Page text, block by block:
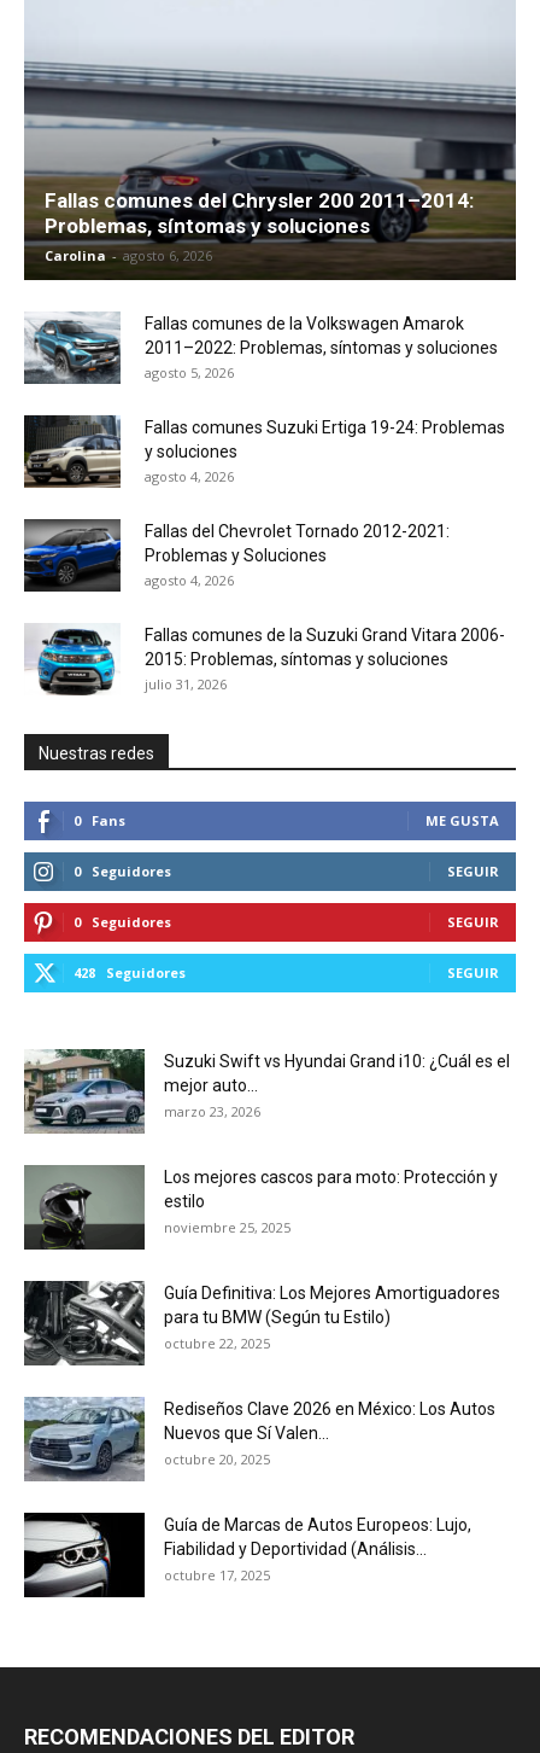
Fallas comunes del Chrysler 200 2011–2014:
Problemas, síntomas y soluciones
Carolina - agosto 6, 2026
Fallas comunes de la Volkswagen Amarok
2011–2022: Problemas, síntomas y soluciones
agosto 5, 2026
Fallas comunes Suzuki Ertiga 19-24: Problemas
y soluciones
agosto 4, 2026
Fallas del Chevrolet Tornado 2012-2021:
Problemas y Soluciones
agosto 4, 2026
Fallas comunes de la Suzuki Grand Vitara 2006-
2015: Problemas, síntomas y soluciones
julio 31, 2026
Nuestras redes
0 Fans ME GUSTA
0 Seguidores SEGUIR
0 Seguidores SEGUIR
428 Seguidores SEGUIR
Suzuki Swift vs Hyundai Grand i10: ¿Cuál es el
mejor auto...
marzo 23, 2026
Los mejores cascos para moto: Protección y
estilo
noviembre 25, 2025
Guía Definitiva: Los Mejores Amortiguadores
para tu BMW (Según tu Estilo)
octubre 22, 2025
Rediseños Clave 2026 en México: Los Autos
Nuevos que Sí Valen...
octubre 20, 2025
Guía de Marcas de Autos Europeos: Lujo,
Fiabilidad y Deportividad (Análisis...
octubre 17, 2025
RECOMENDACIONES DEL EDITOR